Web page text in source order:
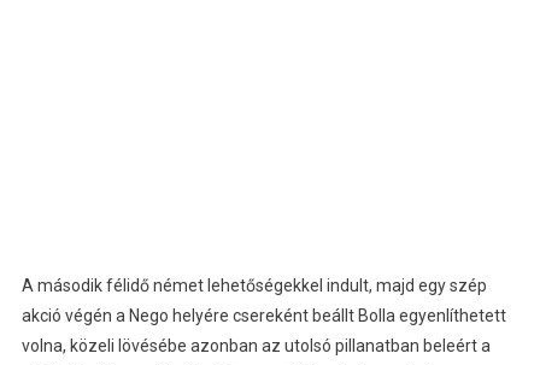
A második félidő német lehetőségekkel indult, majd egy szép
akció végén a Nego helyére csereként beállt Bolla egyenlíthetett
volna, közeli lövésébe azonban az utolsó pillanatban beleért a